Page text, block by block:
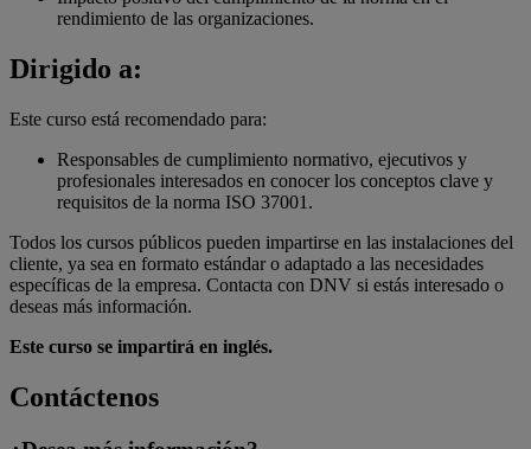
rendimiento de las organizaciones.
Dirigido a:
Este curso está recomendado para:
Responsables de cumplimiento normativo, ejecutivos y
profesionales interesados en conocer los conceptos clave y
requisitos de la norma ISO 37001.
Todos los cursos públicos pueden impartirse en las instalaciones del
cliente, ya sea en formato estándar o adaptado a las necesidades
específicas de la empresa. Contacta con DNV si estás interesado o
deseas más información.
Este curso se impartirá en inglés.
Contáctenos